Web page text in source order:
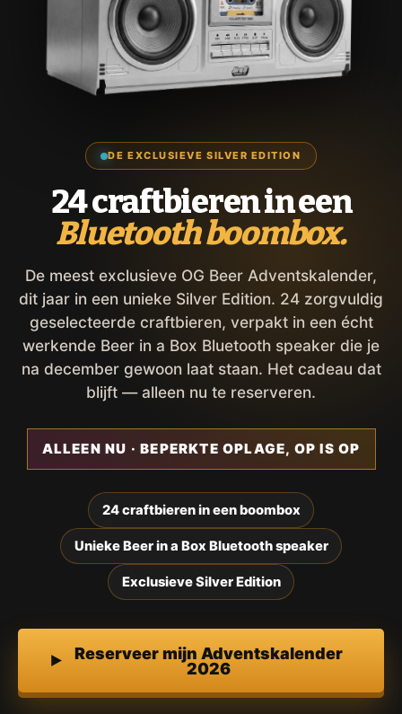
DE EXCLUSIEVE SILVER EDITION
24 craftbieren in een
Bluetooth boombox.
De meest exclusieve OG Beer Adventskalender,
dit jaar in een unieke Silver Edition. 24 zorgvuldig
geselecteerde craftbieren, verpakt in een écht
werkende Beer in a Box Bluetooth speaker die je
na december gewoon laat staan. Het cadeau dat
blijft — alleen nu te reserveren.
ALLEEN NU · BEPERKTE OPLAGE, OP IS OP
24 craftbieren in een boombox
Unieke Beer in a Box Bluetooth speaker
Exclusieve Silver Edition
Reserveer mijn Adventskalender
2026